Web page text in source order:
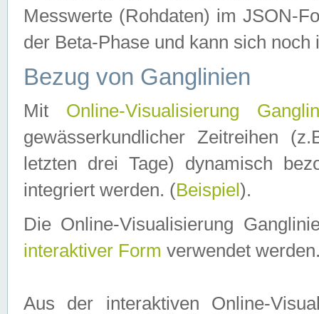
Messwerte (Rohdaten) im JSON-
der Beta-Phase und kann sich noch
Bezug von Ganglinien
Mit Online-Visualisierung
gewässerkundlicher Zeitreihen
letzten drei Tage) dynamisch
integriert werden. (Beispiel ).
Die Online-Visualisierung
interaktiver Form verwendet
Aus der interaktiven Online-